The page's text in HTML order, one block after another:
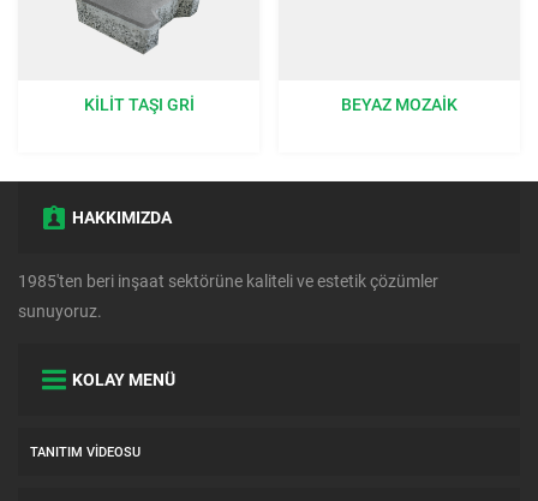
BEYAZ MOZAIK
ÇIM TAŞI GRI 40X60X8 CM:
HAKKIMIZDA
1985'ten beri inşaat sektörüne kaliteli ve estetik çözümler
sunuyoruz.
KOLAY MENÜ
TANITIM VIDEOSU